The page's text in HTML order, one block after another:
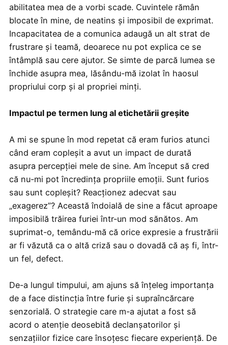
abilitatea mea de a vorbi scade. Cuvintele rămân
blocate în mine, de neatins și imposibil de exprimat.
Incapacitatea de a comunica adaugă un alt strat de
frustrare și teamă, deoarece nu pot explica ce se
întâmplă sau cere ajutor. Se simte de parcă lumea se
închide asupra mea, lăsându-mă izolat în haosul
propriului corp și al propriei minți.
Impactul pe termen lung al etichetării greșite
A mi se spune în mod repetat că eram furios atunci
când eram copleșit a avut un impact de durată
asupra percepției mele de sine. Am început să cred
că nu-mi pot încredința propriile emoții. Sunt furios
sau sunt copleșit? Reacționez adecvat sau
„exagerez”? Această îndoială de sine a făcut aproape
imposibilă trăirea furiei într-un mod sănătos. Am
suprimat-o, temându-mă că orice expresie a frustrării
ar fi văzută ca o altă criză sau o dovadă că aș fi, într-
un fel, defect.
De-a lungul timpului, am ajuns să înțeleg importanța
de a face distincția între furie și supraîncărcare
senzorială. O strategie care m-a ajutat a fost să
acord o atenție deosebită declanșatorilor și
senzațiilor fizice care însoțesc fiecare experiență. De